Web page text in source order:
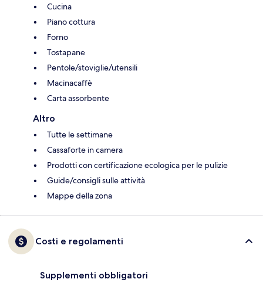
Cucina
Piano cottura
Forno
Tostapane
Pentole/stoviglie/utensili
Macinacaffè
Carta assorbente
Altro
Tutte le settimane
Cassaforte in camera
Prodotti con certificazione ecologica per le pulizie
Guide/consigli sulle attività
Mappe della zona
Costi e regolamenti
Supplementi obbligatori